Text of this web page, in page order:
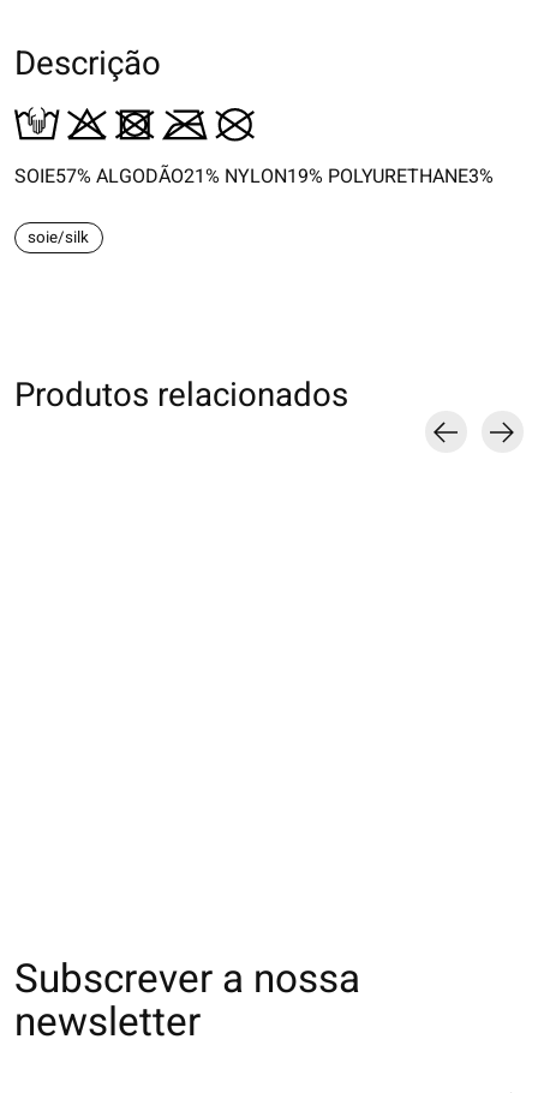
Descrição
SOIE57% ALGODÃO21% NYLON19% POLYURETHANE3%
soie/silk
Produtos relacionados
Subscrever a nossa
newsletter